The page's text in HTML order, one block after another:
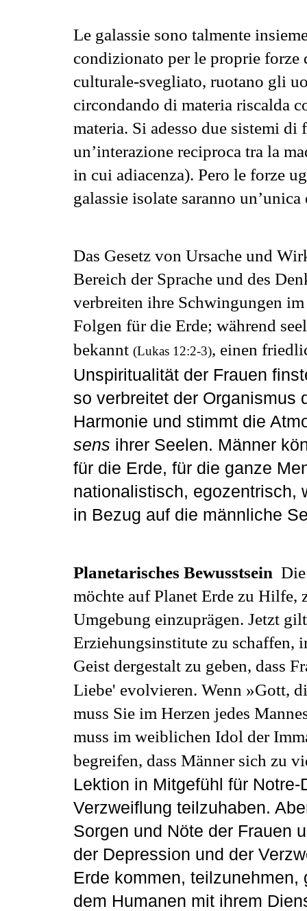
Le galassie sono talmente
condizionato per le proprie
culturale-svegliato, ruotano gli
circondando di materia riscalda
materia. Si adesso due sistemi
un’interazione reciproca tra la
in cui adiacenza). Pero le forze
galassie isolate saranno
Das Gesetz von Ursache und
Bereich der Sprache und des
verbreiten ihre Schwingungen
Folgen für die Erde; während
bekannt (Lukas 12:2-3), einen
Unspiritualität der Frauen
so verbreitet der Organismus
Harmonie und stimmt die
sens ihrer Seelen. Männer
für die Erde, für die ganze
nationalistisch, egozentrisch,
in Bezug auf die männliche
Planetarisches Bewusstsein
möchte auf Planet Erde zu Hilfe,
Umgebung einzuprägen. Jetzt
Erziehungsinstitute zu schaffen,
Geist dergestalt zu geben, dass
Liebe' evolvieren. Wenn »Gott,
muss Sie im Herzen jedes
muss im weiblichen Idol der
begreifen, dass Männer sich zu
Lektion in Mitgefühl für
Verzweiflung teilzuhaben.
Sorgen und Nöte der Frauen
der Depression und der
Erde kommen,
dem Humanen mit ihrem